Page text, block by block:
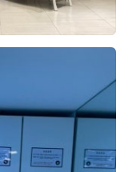
하고 더베니르는 저 뿐
버렸습니다. 당일
족스러웠습니다. 상담
할 순간이 너무 기대